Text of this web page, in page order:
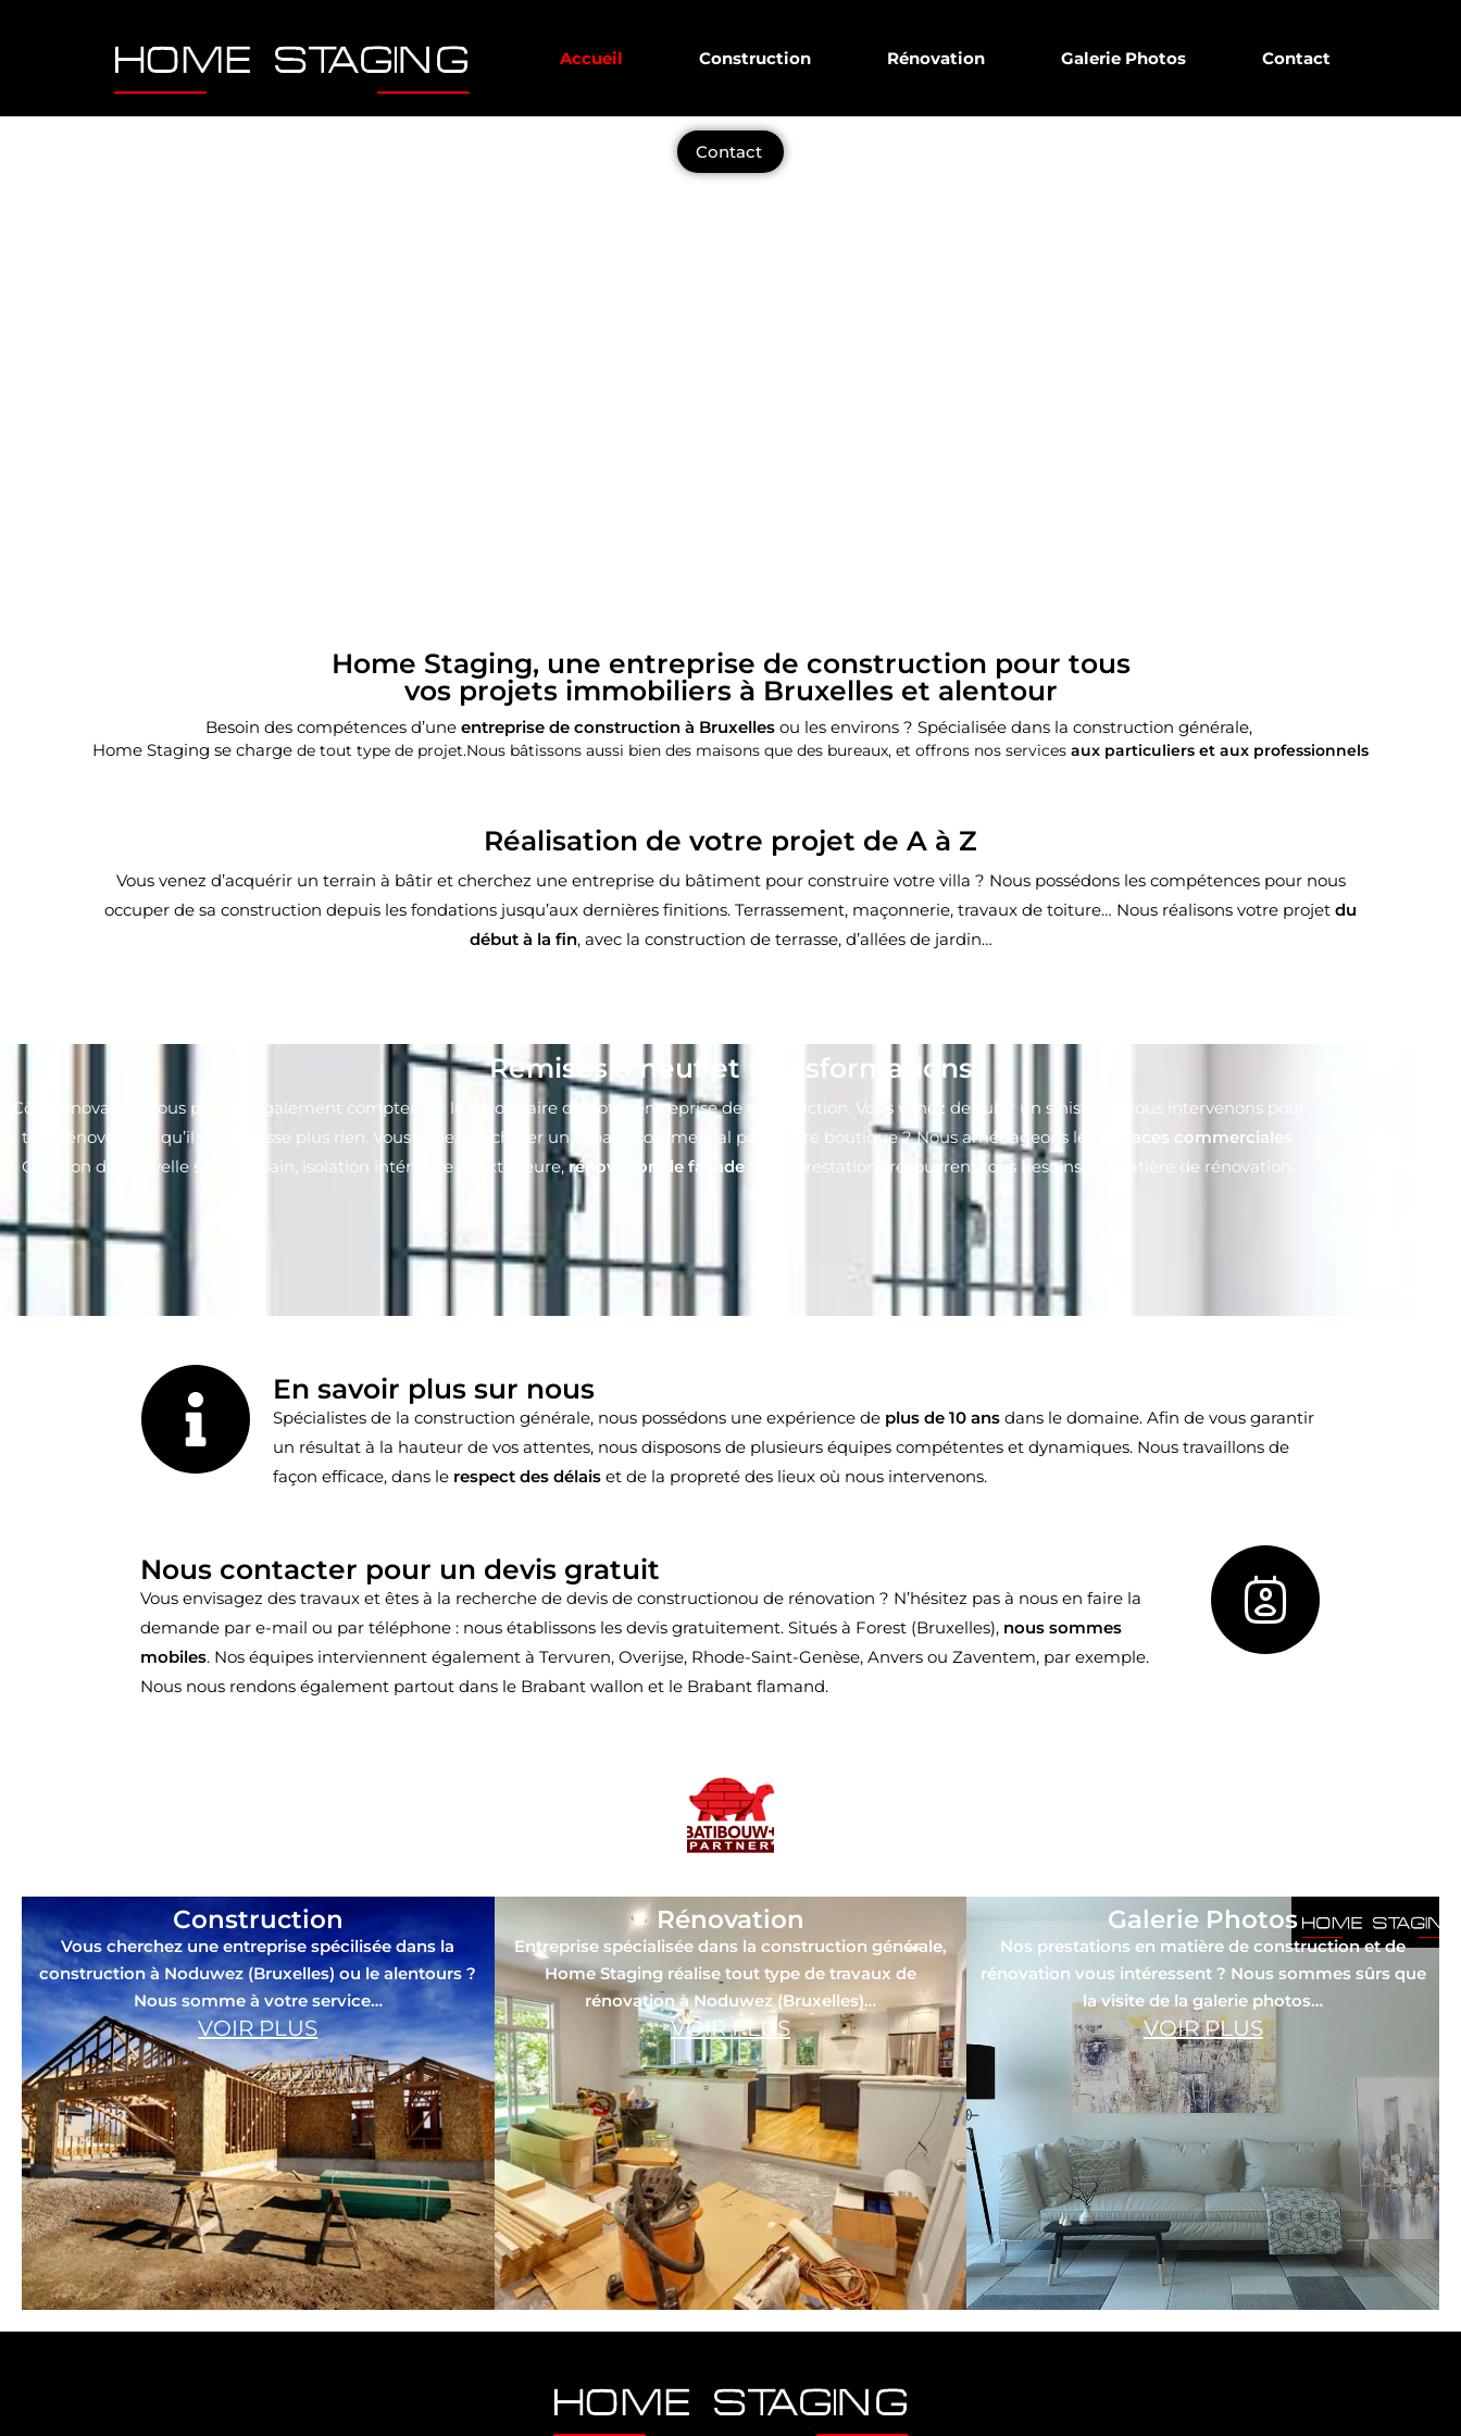
Accueil Construction Rénovation Galerie Photos Contact
0489 56 96 16
Contact
Home Staging, une entreprise de construction pour tous
vos projets immobiliers à Bruxelles et alentour
Besoin des compétences d’une entreprise de construction à Bruxellesou les environs ? Spécialisée dans la construction générale,
Home Staging se charge de tout type de projet.Nous bâtissons aussi bien des maisons que des bureaux, et offrons nos services aux particuliers et aux professionnels
Réalisation de votre projet de A à Z
Vous venez d’acquérir un terrain à bâtir et cherchez une entreprise du bâtiment pour construire votre villa ? Nous possédons les compétences pour nous
occuper de sa construction depuis les fondations jusqu’aux dernières finitions. Terrassement, maçonnerie, travaux de toiture… Nous réalisons votre projet du
début à la fin, avec la construction de terrasse, d’allées de jardin…
Remises à neuf et transformations
Côté rénovation, vous pouvez également compter sur le savoir-faire de notre entreprise de construction. Vous venez de subir un sinistre ? Nous intervenons pour
tout rénover afin qu’il n’y paraisse plus rien. Vous venez d’acheter un espace commercial pour votre boutique ? Nous aménageons les
surfaces commerciales
Création de nouvelle salle de bain, isolation intérieure et extérieure,rénovation de façade… Nos prestations recouvrent tous besoins en matière de rénovation.
En savoir plus sur nous
Spécialistes de la construction générale, nous possédons une expérience de plus de 10 ansdans le domaine. Afin de vous garantir
un résultat à la hauteur de vos attentes, nous disposons de plusieurs équipes compétentes et dynamiques. Nous travaillons de
façon efficace, dans le respect des délaiset de la propreté des lieux où nous intervenons.
Nous contacter pour un devis gratuit
Vous envisagez des travaux et êtes à la recherche de devis de constructionou de rénovation ? N’hésitez pas à nous en faire la
demande par e-mail ou par téléphone : nous établissons les devis gratuitement. Situés à Forest (Bruxelles), nous sommes
mobiles. Nos équipes interviennent également à Tervuren, Overijse, Rhode-Saint-Genèse, Anvers ou Zaventem, par exemple.
Nous nous rendons également partout dans le Brabant wallon et le Brabant flamand.
Construction
Vous cherchez une entreprise spécilisée dans la
construction à Noduwez (Bruxelles) ou le alentours ?
Nous somme à votre service…
VOIR PLUS
Rénovation
Entreprise spécialisée dans la construction générale,
Home Staging réalise tout type de travaux de
rénovation à Noduwez (Bruxelles)…
VOIR PLUS
Galerie Photos
Nos prestations en matière de construction et de
rénovation vous intéressent ? Nous sommes sûrs que
la visite de la galerie photos…
VOIR PLUS